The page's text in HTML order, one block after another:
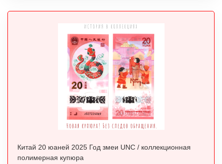
Китай 20 юаней 2025 Год змеи UNC / коллекционная
полимерная купюра